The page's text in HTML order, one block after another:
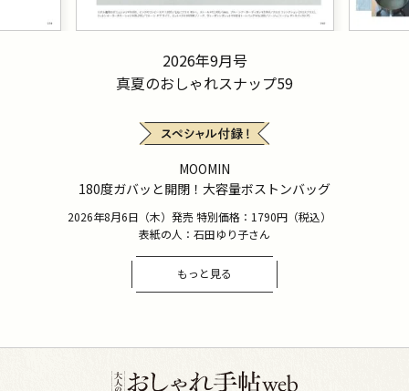
2026年9月号
真夏のおしゃれスナップ59
MOOMIN
180度ガバッと開閉！大容量ボストンバッグ
2026年8月6日（木）発売 特別価格：1790円（税込）
表紙の人：石田ゆり子さん
もっと見る